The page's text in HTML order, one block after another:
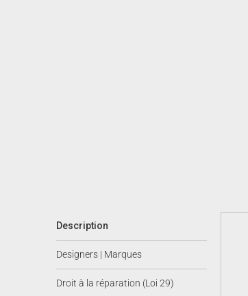
Description
Designers | Marques
Droit à la réparation (Loi 29)